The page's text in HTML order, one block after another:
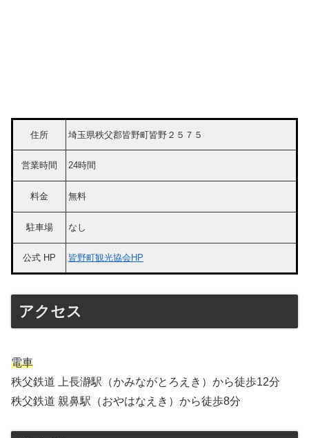
住所 埼玉県秩父郡皆野町皆野２５７５
営業時間 24時間
料金 無料
駐車場 なし
公式 HP 皆野町観光協会HP
アクセス
電車
秩父鉄道 上長瀞駅（かみながとろえき）から徒歩12分
秩父鉄道 親鼻駅（おやはなえき）から徒歩8分